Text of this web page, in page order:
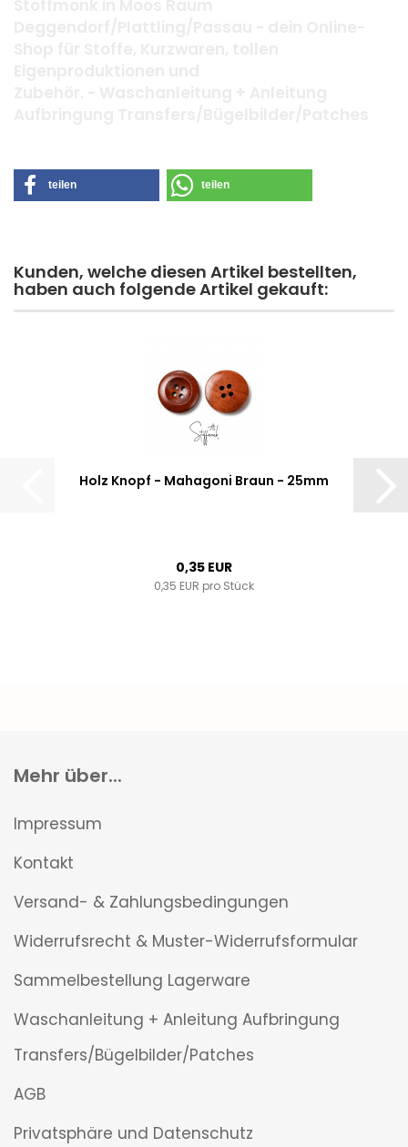
teilen teilen
Kunden, welche diesen Artikel bestellten,
haben auch folgende Artikel gekauft:
Holz Knopf - Mahagoni Braun - 25mm
0,35 EUR
0,35 EUR pro Stück
Mehr über...
Impressum
Kontakt
Versand- & Zahlungsbedingungen
Widerrufsrecht & Muster-Widerrufsformular
Sammelbestellung Lagerware
Waschanleitung + Anleitung Aufbringung
Transfers/Bügelbilder/Patches
AGB
Privatsphäre und Datenschutz